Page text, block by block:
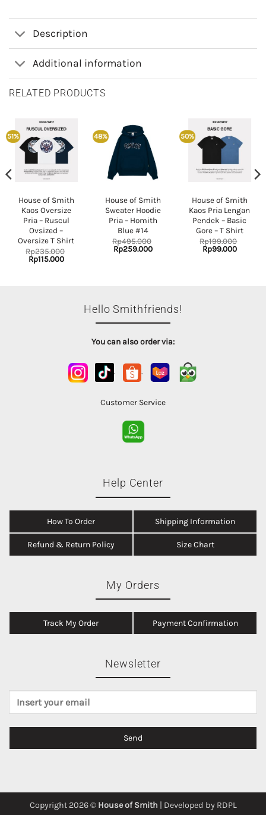
Description
Additional information
RELATED PRODUCTS
51%
House of Smith
Kaos Oversize
Pria – Ruscul
Ovsized –
Oversize T Shirt
Rp235.000
Original
price
Rp115.000Current
48%
House of Smith
Sweater Hoodie
Pria – Homith
Blue #14
Rp495.000
Original
price
Rp259.000Current
50%
House of Smith
Kaos Pria Lengan
Pendek – Basic
Gore – T Shirt
Rp199.000
Original
price
Rp99.000Current
Hello Smithfriends!
You can also order via:
. .
Customer Service
Help Center
How To Order Shipping Information
Refund & Return Policy Size Chart
My Orders
Track My Order Payment Confirmation
Newsletter
Copyright 2026 © House of Smith | Developed by RDPL